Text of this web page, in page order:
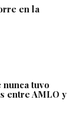
en la
nunca tuvo
entre AMLO y